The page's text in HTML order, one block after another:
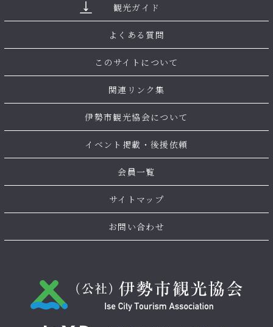
観光ガイド
よくある質問
このサイトについて
関連リンク集
伊勢市観光協会について
イベント掲載・後援依頼
会員一覧
サイトマップ
お問い合わせ